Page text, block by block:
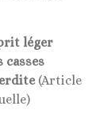
léger
casses
(Article